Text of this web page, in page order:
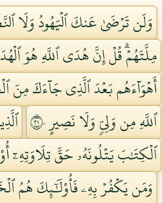
وَلَن تَرۡضَىٰ عَنكَ ٱلۡيَهُودُ وَلَا
مِلَّتَهُمۡۗ قُلۡ إِنَّ هُدَى ٱللَّهِ هُوَ
أَهۡوَآءَهُم بَعۡدَ ٱلَّذِي جَآءَكَ مِنَ
ٱللَّهِ مِن وَلِيّٖ وَلَا نَصِيرٍ ١٢٠
ٱلۡكِتَٰبَ يَتۡلُونَهُۥ حَقَّ تِلَاوَتِهِۦٓ
وَمَن يَكۡفُرۡ بِهِۦ فَأُوْلَٰٓئِكَ هُمُ